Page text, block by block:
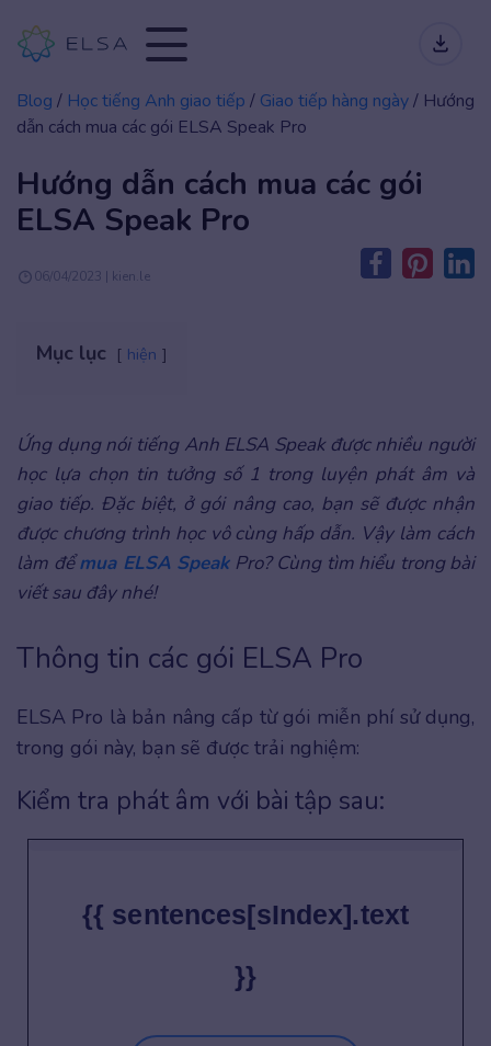
Blog / Học tiếng Anh giao tiếp / Giao tiếp hàng ngày/ Hướng
dẫn cách mua các gói ELSA Speak Pro
Hướng dẫn cách mua các gói
ELSA Speak Pro
06/04/2023 | kien.le
Mục lục hiện
Ứng dụng nói tiếng Anh ELSA Speak được nhiều người
học lựa chọn tin tưởng số 1 trong luyện phát âm và
giao tiếp. Đặc biệt, ở gói nâng cao, bạn sẽ được nhận
được chương trình học vô cùng hấp dẫn. Vậy làm cách
làm đểmua ELSA SpeakPro? Cùng tìm hiểu trong bài
viết sau đây nhé!
Thông tin các gói ELSA Pro
ELSA Pro là bản nâng cấp từ gói miễn phí sử dụng,
trong gói này, bạn sẽ được trải nghiệm:
Kiểm tra phát âm với bài tập sau:
{{ sentences[sIndex].text
}}